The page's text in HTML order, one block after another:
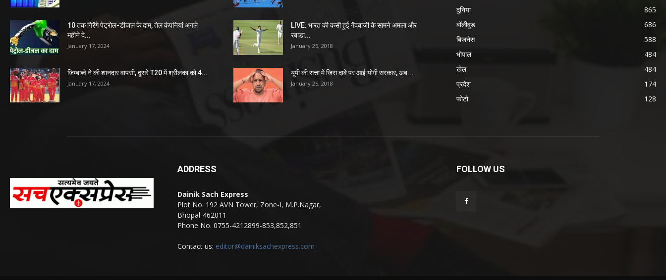
10 तक गिरेंगे पेट्रोल-डीजल के दाम, तेल कंपनियां अगले
महीने दे...
January 17, 2024
जिम्बाब्वे ने की शानदार वापसी, दूसरे T20 में श्रीलंका को 4...
January 17, 2024
LIVE: भारत की कसी हुई गेंदबाजी के सामने अमला और
रबाडा...
January 25, 2018
यूपी की सत्ता में जिस दावे पर आई योगी सरकार, अब...
January 25, 2018
दुनिया
865
बॉलीवुड
686
बिजनेस
588
भोपाल
484
खेल
484
प्रदेश
174
फोटो
128
ADDRESS
Dainik Sach Express
Plot No. 192 AVN Tower, Zone-I, M.P.Nagar,
Bhopal-462011
Phone No. 0755-4212899-853,852,851
Contact us: editor@dainiksachexpress.com
FOLLOW US